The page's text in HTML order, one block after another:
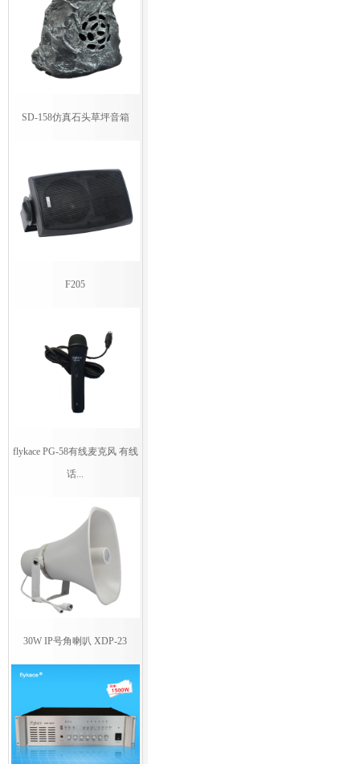
SD-158仿真石头草坪音箱
F205
flykace PG-58有线麦克风 有线
话...
30W IP号角喇叭 XDP-23